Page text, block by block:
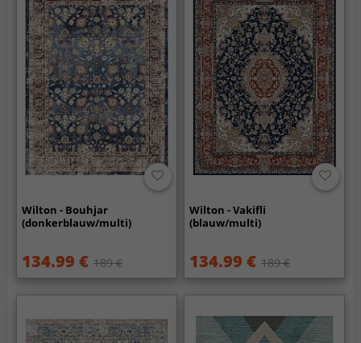
Wilton - Bouhjar
(donkerblauw/multi)
134.99 € 189 €
Wilton - Vakifli
(blauw/multi)
134.99 € 189 €